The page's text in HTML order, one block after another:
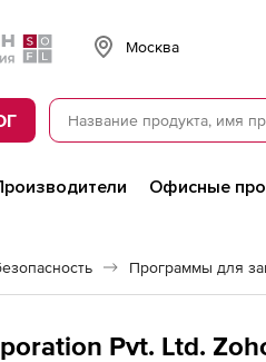
Москва
Офисные
Программы для
Pvt. Ltd.